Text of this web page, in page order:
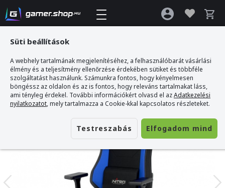
Gamer webshop >Nitro Concepts X1000 Gamer Szék - Fekete/Kék
Süti beállítások
A webhely tartalmának megjelenítéséhez, a felhasználóbarát vásárlási
élmény és a teljesítmény ellenőrzése érdekében sütiket és többféle
szolgáltatást használunk. Számunkra fontos, hogy kényelmesen
böngéssz az oldalon és az is fontos, hogy releváns tartalmakat láss,
ami tényleg érdekel. További információkért olvasd el azAdatkezelési
nyilatkozatot, mely tartalmazza a Cookie-kkal kapcsolatos részleteket.
Testreszabás Elfogadom mind